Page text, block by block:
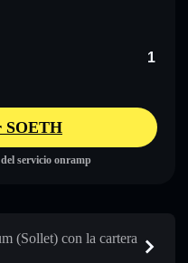
SOETH
servicio onramp
(Sollet) con la cartera